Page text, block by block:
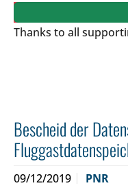
Thanks to all
Bescheid der
09/12/2019 PNR